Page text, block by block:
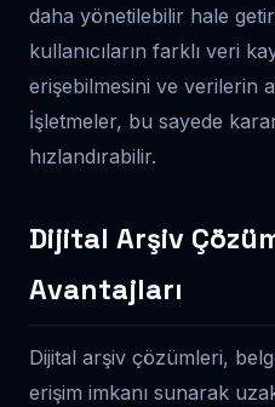
daha yönetilebilir hale
kullanıcıların farklı veri
erişebilmesini ve verilerin
İşletmeler, bu sayede
hızlandırabilir.
Dijital Arşiv
Avantajları
Dijital arşiv çözümleri,
erişim imkanı sunarak